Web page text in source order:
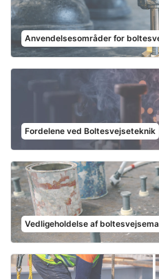
Anvendelsesområder for
Fordelene ved Boltesvejseteknik
Vedligeholdelse af